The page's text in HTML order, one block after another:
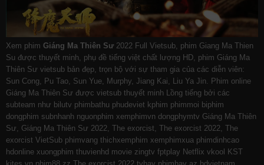
Xem phim Giáng Ma Thiên Sư 2022 Full Vietsub, phim Giang Ma Thien
Su được thuyết minh, phụ đề tiếng việt chất lượng HD, phim Giáng Ma
Thiên Sư vietsub bản đẹp, trọn bộ với sự tham gia của các diễn viên:
Sun Cong, Pu Tao, Sun Yue, Murphy, Jiang Kai, Liu Ya Jin. Phim online
Giáng Ma Thiên Sư được vietsub thuyết minh Lồng tiếng bởi các
subteam như bilutv phimbathu phudeviet kphim phimmoi biphim
dongphim subnhanh nguonphim xemphimvn dongphymtv Giáng Ma Thiên
Sư, Giáng Ma Thiên Sư 2022, The exorcist, The exorcist 2022, The
exorcist VietSub phimvang thichxemphim xemphimxua phimdinhcao
hdonline xuongphim thuvienhd movie zingtv fptplay Netflix vkool KST